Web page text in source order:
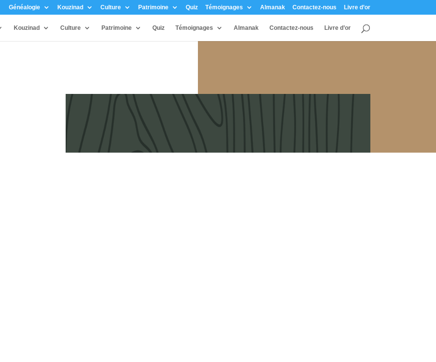
Généalogie Kouzinad Culture Patrimoine Quiz Témoignages Almanak Contactez-nous Livre d’or
Kouzinad Culture Patrimoine Quiz Témoignages Almanak Contactez-nous Livre d’or